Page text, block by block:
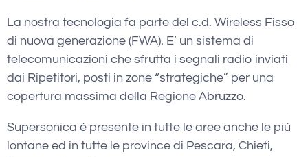
La nostra tecnologia fa parte del c.d. Wireless Fisso
di nuova generazione (FWA). E’ un sistema di
telecomunicazioni che sfrutta i segnali radio inviati
dai Ripetitori, posti in zone “strategiche” per una
copertura massima della Regione Abruzzo.
Supersonica è presente in tutte le aree anche le più
lontane ed in tutte le province di Pescara, Chieti,